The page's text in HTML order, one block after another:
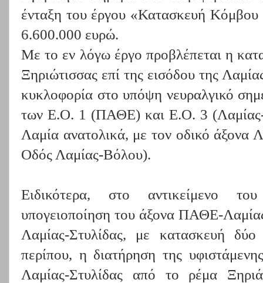
ένταξη του έργου «Κατασκευή Κόμβου
6.600.000 ευρώ.
Με το εν λόγω έργο προβλέπεται η
Ξηριώτισσας επί της εισόδου της
κυκλοφορία στο υπόψη νευραλγικό
των Ε.Ο. 1 (ΠΑΘΕ) και Ε.Ο. 3 (Λαμίας-
Λαμία ανατολικά, με τον οδικό άξονα
Οδός Λαμίας-Βόλου).
Ειδικότερα, στο αντικείμενο
υπογειοποίηση του άξονα ΠΑΘΕ-
Λαμίας-Στυλίδας, με κατασκευή
περίπου, η διατήρηση της
Λαμίας-Στυλίδας από το ρέμα